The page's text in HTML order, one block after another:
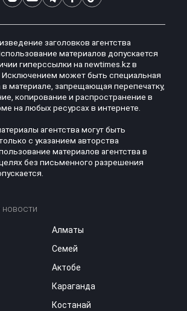
заголовков агентства
материалов допускается
гиперссылки на newtimes.kz в
Исключением может быть специальная
в материале, запрещающая перепечатку,
копирование и распространение в
на любых ресурсах в интернете.
агентства могут быть
с указанием авторства
материалов агентства в
без письменного разрешения
Алматы
Семей
Актобе
Караганда
Костанай